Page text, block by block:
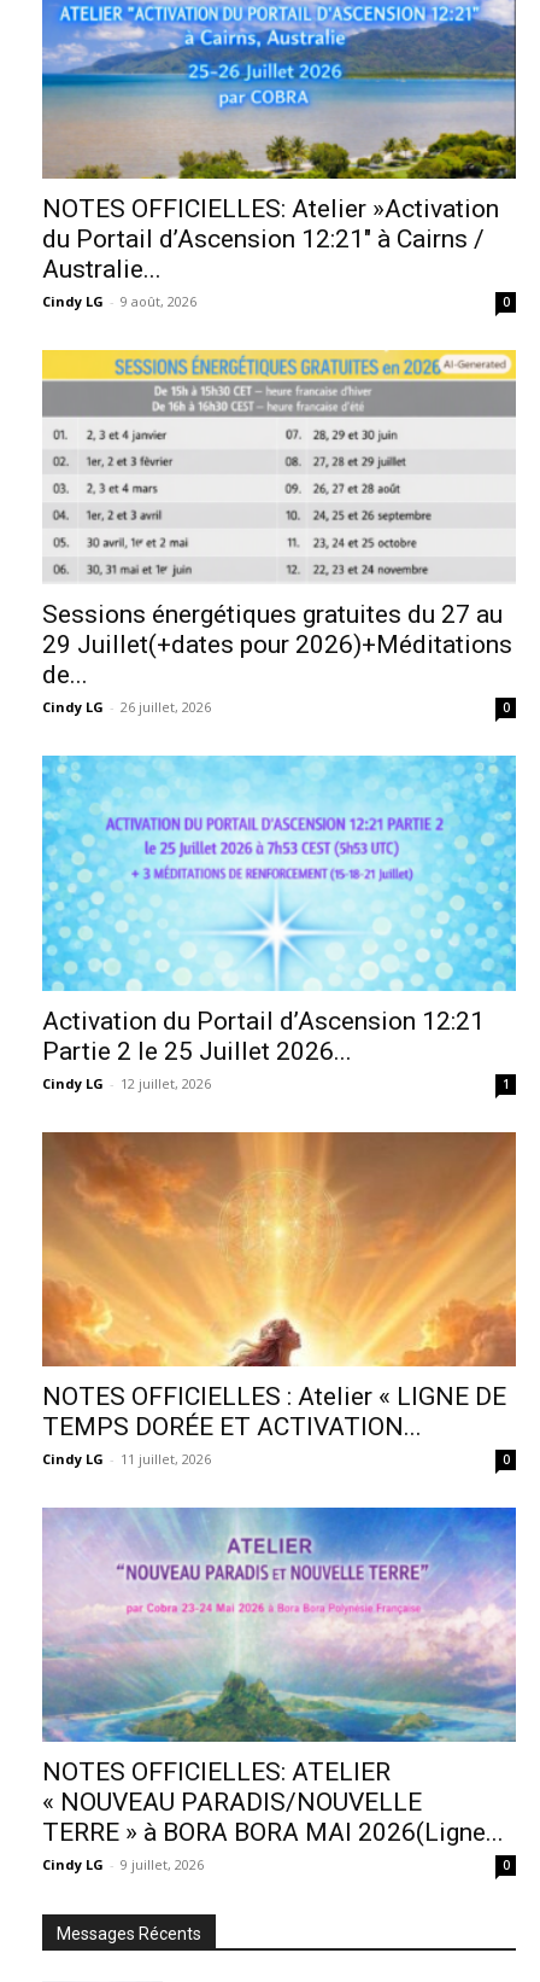
NOTES OFFICIELLES: Atelier »Activation
du Portail d’Ascension 12:21″ à Cairns /
Australie...
Cindy LG - 9 août, 2026 0
Sessions énergétiques gratuites du 27 au
29 Juillet(+dates pour 2026)+Méditations
de...
Cindy LG - 26 juillet, 2026 0
Activation du Portail d’Ascension 12:21
Partie 2 le 25 Juillet 2026...
Cindy LG - 12 juillet, 2026 1
NOTES OFFICIELLES : Atelier « LIGNE DE
TEMPS DORÉE ET ACTIVATION...
Cindy LG - 11 juillet, 2026 0
NOTES OFFICIELLES: ATELIER
« NOUVEAU PARADIS/NOUVELLE
TERRE » à BORA BORA MAI 2026(Ligne...
Cindy LG - 9 juillet, 2026 0
Messages Récents